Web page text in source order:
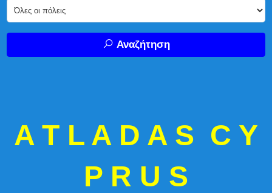
Αναζήτηση
A T L A D A S C Y
P R U S